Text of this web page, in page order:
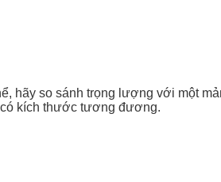
hãy so sánh trọng lượng với một
kích thước tương đương.